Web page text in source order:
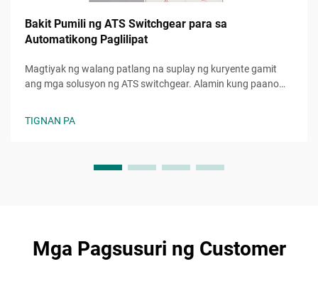
Bakit Pumili ng ATS Switchgear para sa
Automatikong Paglilipat
Magtiyak ng walang patlang na suplay ng kuryente gamit
ang mga solusyon ng ATS switchgear. Alamin kung paano
TIGNAN PA
Mga Pagsusuri ng Customer